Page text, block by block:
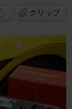
クリップ